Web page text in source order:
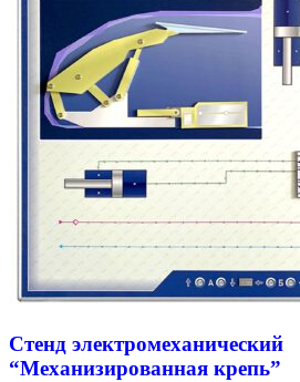
Стенд электромеханический
“Механизированная крепь”